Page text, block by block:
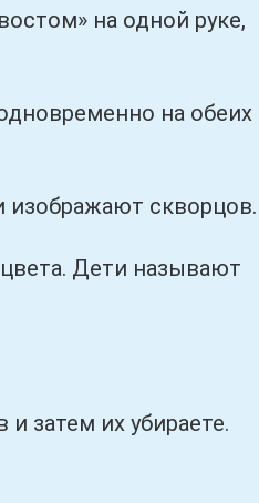
на одной руке,
на обеих
скворцов.
Дети называют
затем их убираете.